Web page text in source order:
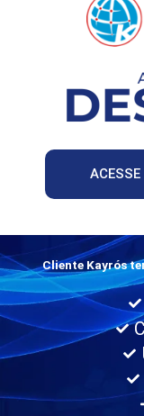
Cliente Kayrós